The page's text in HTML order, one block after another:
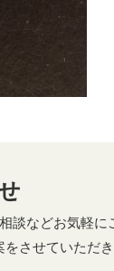
談などお気軽に
させていただき